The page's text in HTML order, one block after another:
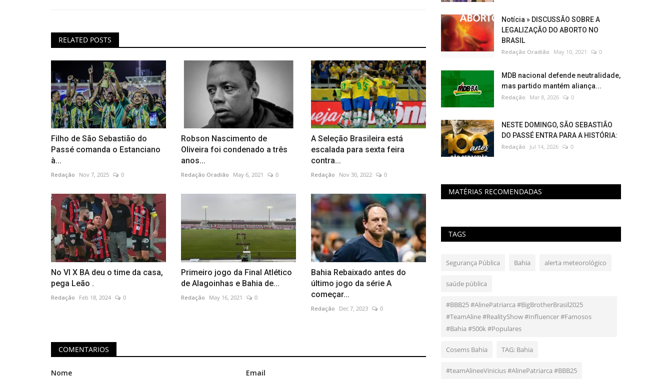
RELATED POSTS
Filho de São Sebastião do
Passé comanda o Estanciano
à...
Redação Nov 7, 2025 0
Robson Nascimento de
Oliveira foi condenado a três
anos...
Redação Oradião May 6, 2021 0
A Seleção Brasileira está
escalada para sexta feira
contra...
Redação Nov 30, 2022 0
No VI X BA deu o time da casa,
pega Leão .
Redação Feb 18, 2024 0
Primeiro jogo da Final Atlético
de Alagoinhas e Bahia de...
Redação May 16, 2021 0
Bahia Rebaixado antes do
último jogo da série A
começar...
Redação Dec 7, 2023 0
COMENTARIOS
Nome Email
Notícia » DISCUSSÃO SOBRE A
LEGALIZAÇÃO DO ABORTO NO
BRASIL
Redação Oradião May 10, 2021 0
MDB nacional defende neutralidade,
mas partido mantém aliança...
Redação Mar 8, 2026 0
NESTE DOMINGO, SÃO SEBASTIÃO
DO PASSÉ ENTRA PARA A HISTÓRIA:
Redação Jul 14, 2026 0
MATÉRIAS RECOMENDADAS
TAGS
Segurança Pública Bahia alerta meteorológico
saúde pública
#BBB25 #AlinePatriarca #BigBrotherBrasil2025
#TeamAline #RealityShow #Influencer #Famosos
#Bahia #500k #Populares
Cosems Bahia TAG: Bahia
#teamAlineeVinicius #AlinePatriarca #BBB25